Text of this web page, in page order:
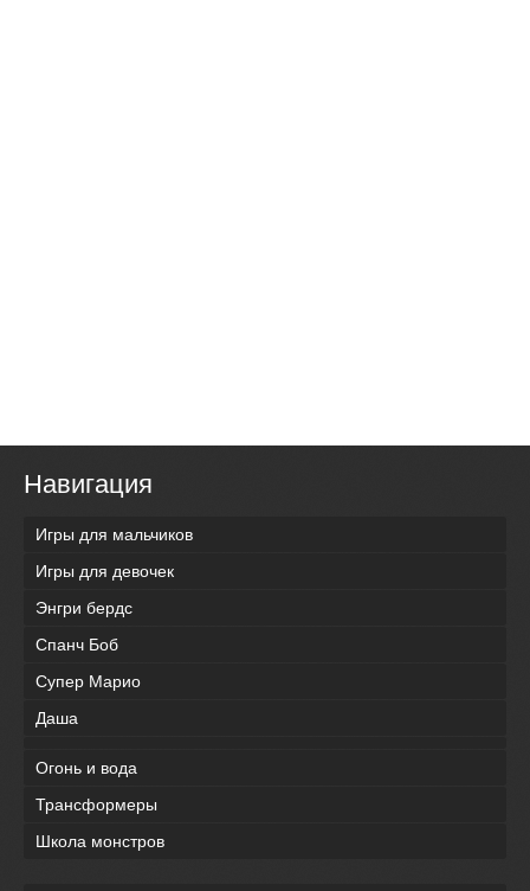
Навигация
Игры для мальчиков
Игры для девочек
Энгри бердс
Спанч Боб
Супер Марио
Даша
Огонь и вода
Трансформеры
Школа монстров